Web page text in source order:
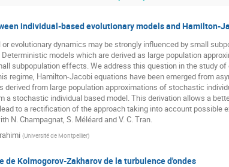
individual-based evolutionary models and Hamilton-
evolutionary dynamics may be strongly influenced by small
models which are derived as large population
subpopulation effects. We address this question in the study
regime, Hamilton-Jacobi equations have been emerged from
derived from large population approximations of stochastic
a stochastic individual based model. This derivation allows a
to a rectification of the approach taking into account possible
N. Champagnat, S. Méléard and V. C. Tran.
(Université de Montpellier)
de Kolmogorov-Zakharov de la turbulence d'ondes